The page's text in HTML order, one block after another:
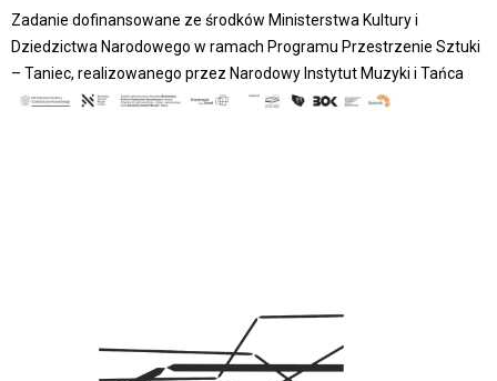
Zadanie dofinansowane ze środków Ministerstwa Kultury i
Dziedzictwa Narodowego w ramach Programu Przestrzenie Sztuki
– Taniec, realizowanego przez Narodowy Instytut Muzyki i Tańca